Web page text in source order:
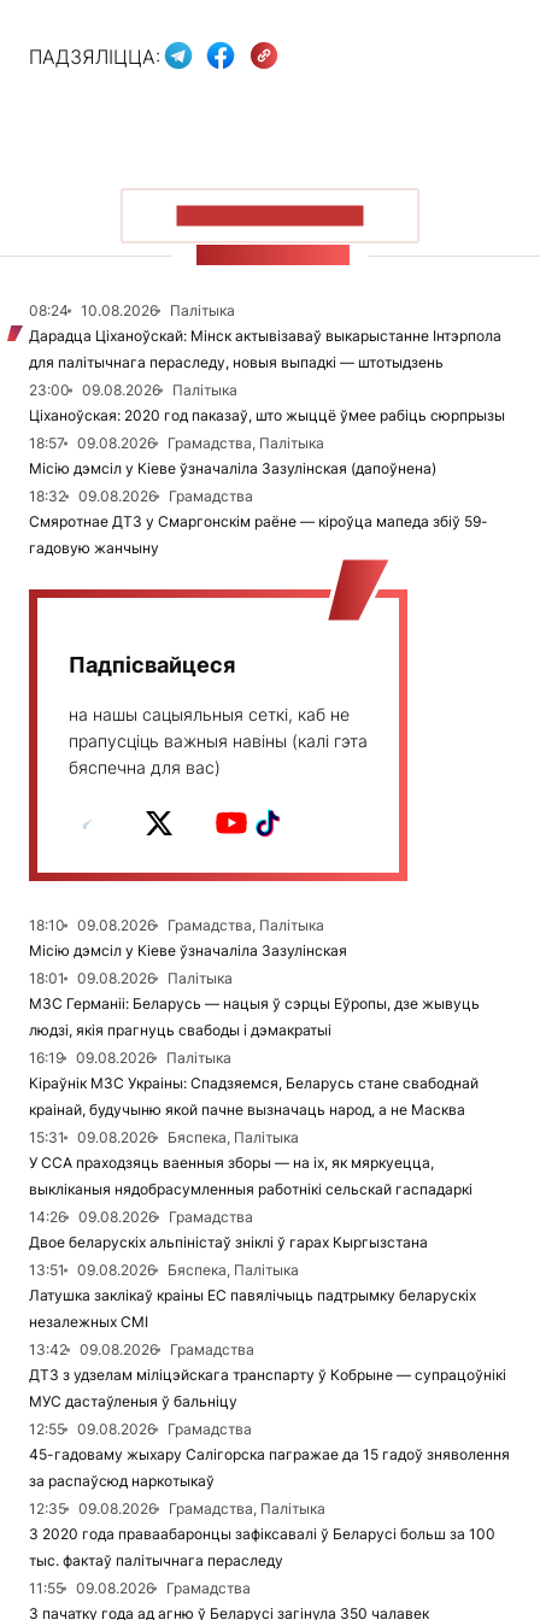
ПАДЗЯЛІЦЦА:
08:24 10.08.2026
Палітыка
Дарадца Ціханоўскай: Мінск актывізаваў выкарыстанне Інтэрпола
для палітычнага пераследу, новыя выпадкі — штотыдзень
23:00
09.08.2026
Палітыка
Ціханоўская: 2020 год паказаў, што жыццё ўмее рабіць сюрпрызы
18:57
09.08.2026
Грамадства, Палітыка
Місію дэмсіл у Кіеве ўзначаліла Зазулінская (дапоўнена)
18:32
09.08.2026
Грамадства
Смяротнае ДТЗ у Смаргонскім раёне — кіроўца мапеда збіў 59-
гадовую жанчыну
Падпісвайцеся
на нашы сацыяльныя сеткі, каб не
прапусціць важныя навіны (калі гэта
бяспечна для вас)
18:10 09.08.2026
Грамадства, Палітыка
Місію дэмсіл у Кіеве ўзначаліла Зазулінская
18:01
09.08.2026
Палітыка
МЗС Германіі: Беларусь — нацыя ў сэрцы Еўропы, дзе жывуць
людзі, якія прагнуць свабоды і дэмакратыі
16:19
09.08.2026
Палітыка
Кіраўнік МЗС Украіны: Спадзяемся, Беларусь стане свабоднай
краінай, будучыню якой пачне вызначаць народ, а не Масква
15:31
09.08.2026
Бяспека, Палітыка
У ССА праходзяць ваенныя зборы — на іх, як мяркуецца,
выкліканыя нядобрасумленныя работнікі сельскай гаспадаркі
14:26
09.08.2026
Грамадства
Двое беларускіх альпіністаў зніклі ў гарах Кыргызстана
13:51
09.08.2026
Бяспека, Палітыка
Латушка заклікаў краіны ЕС павялічыць падтрымку беларускіх
незалежных СМІ
13:42
09.08.2026
Грамадства
ДТЗ з удзелам міліцэйскага транспарту ў Кобрыне — супрацоўнікі
МУС дастаўленыя ў бальніцу
12:55
09.08.2026
Грамадства
45-гадоваму жыхару Салігорска пагражае да 15 гадоў зняволення
за распаўсюд наркотыкаў
12:35
09.08.2026
Грамадства, Палітыка
З 2020 года праваабаронцы зафіксавалі ў Беларусі больш за 100
тыс. фактаў палітычнага пераследу
11:55
09.08.2026
Грамадства
З пачатку года ад агню ў Беларусі загінула 350 чалавек